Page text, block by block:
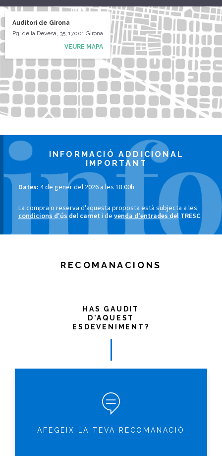
Auditori de Girona
Pg. de la Devesa, 35, 17001 Girona
VEURE MAPA
INFORMACIÓ ADDICIONAL
IMPORTANT
Dates: 4 de gener del 2026 a les 18:00h
La compra o reserva d'aquesta proposta està subjecta a les
condicions d'ús del carnet i de venda d'entrades del TRESC.
RECOMANACIONS
HAS GAUDIT
D'AQUEST
ESDEVENIMENT?
AFEGEIX LA TEVA RECOMANACIÓ